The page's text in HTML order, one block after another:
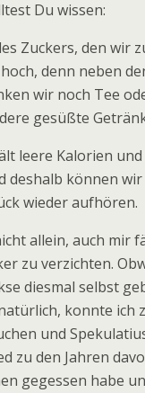
Du wissen:
Zuckers, den wir
denn neben
wir noch Tee
gesüßte
leere Kalorien
deshalb können
wieder aufhören.
allein, auch mir
zu verzichten.
diesmal selbst
konnte ich
und
zu den Jahren
gegessen habe